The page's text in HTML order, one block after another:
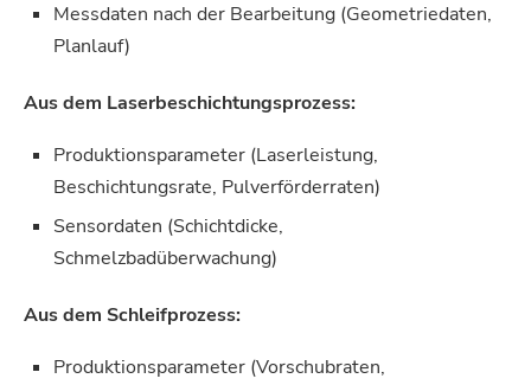
Messdaten nach der Bearbeitung (Geometriedaten,
Planlauf)
Aus dem Laserbeschichtungsprozess:
Produktionsparameter (Laserleistung,
Beschichtungsrate, Pulverförderraten)
Sensordaten (Schichtdicke,
Schmelzbadüberwachung)
Aus dem Schleifprozess:
Produktionsparameter (Vorschubraten,